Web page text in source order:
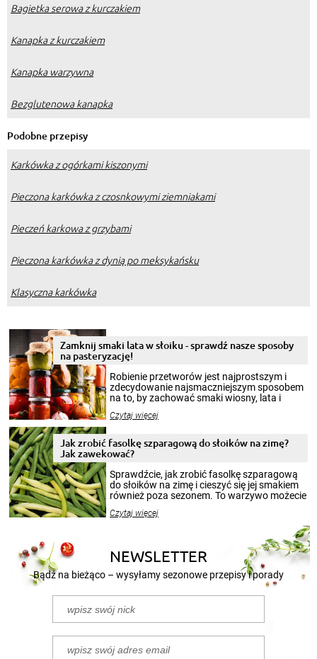
Bagietka serowa z kurczakiem
Kanapka z kurczakiem
Kanapka warzywna
Bezglutenowa kanapka
Podobne przepisy
Karkówka z ogórkami kiszonymi
Pieczona karkówka z czosnkowymi ziemniakami
Pieczeń karkowa z grzybami
Pieczona karkówka z dynią po meksykańsku
Klasyczna karkówka
Zamknij smaki lata w słoiku - sprawdź nasze sposoby
na pasteryzację!
Robienie przetworów jest najprostszym i
zdecydowanie najsmaczniejszym sposobem
na to, by zachować smaki wiosny, lata i
krajobrazów, by cieszyć nimi oko w sezonie
pełni poczuć atmosferę cieplejszych
miesięcy. Przygotowanie słoików ze
patenty, które pozwolą zachować świeżość
przetworów.
Czytaj więcej
Jak zrobić fasolkę szparagową do słoików na zimę?
Jak zawekować?
Sprawdźcie, jak zrobić fasolkę szparagową
do słoików na zimę i cieszyć się jej smakiem
również poza sezonem. To warzywo możecie
nasze propozycje!
Czytaj więcej
NEWSLETTER
Bądź na bieżąco – wysyłamy sezonowe przepisy i porady